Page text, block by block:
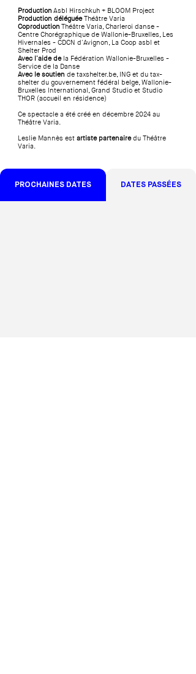
Production Asbl Hirschkuh + BLOOM Project
Production déléguéeThéâtre Varia
Coproduction Théâtre Varia, Charleroi danse -
Centre Chorégraphique de Wallonie-Bruxelles, Les
Hivernales - CDCN d'Avignon, La Coop asbl et
Shelter Prod
Avec l'aide de la Fédération Wallonie-Bruxelles -
Service de la Danse
Avec le soutien de taxshelter.be, ING et du tax-
shelter du gouvernement fédéral belge, Wallonie-
Bruxelles International, Grand Studio et Studio
THOR (accueil en résidence)
Ce spectacle a été créé en décembre 2024 au
Théâtre Varia.
Leslie Mannès est artiste partenairedu Théâtre
Varia.
PROCHAINES DATES DATES PASSÉES